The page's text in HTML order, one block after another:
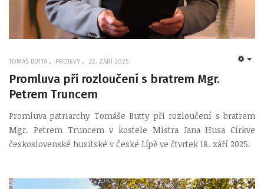
TOMÁŠ BUTTA PROJEVY 22. ZÁŘÍ 2025
Promluva při rozloučení s bratrem Mgr.
Petrem Truncem
Promluva patriarchy Tomáše Butty při rozloučení s bratrem
Mgr. Petrem Truncem v kostele Mistra Jana Husa Církve
československé husitské v České Lípě ve čtvrtek 18. září 2025.